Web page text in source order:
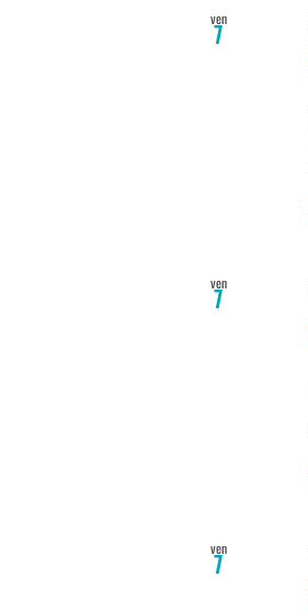
ven
7
ven
7
ven
7